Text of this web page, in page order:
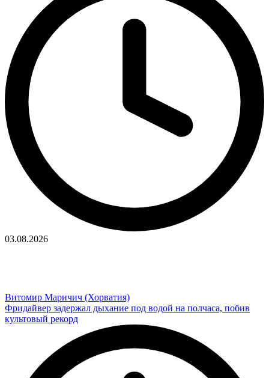
03.08.2026
Витомир Маричич (Хорватия)
Фридайвер задержал дыхание под водой на полчаса, побив
культовый рекорд